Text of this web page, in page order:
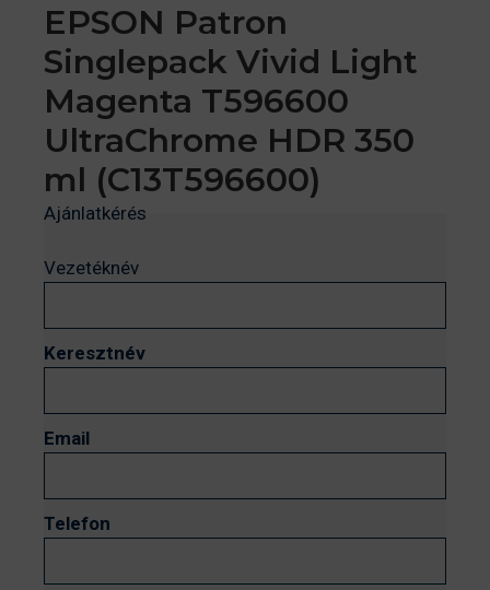
EPSON Patron
Singlepack Vivid Light
Magenta T596600
UltraChrome HDR 350
ml (C13T596600)
Ajánlatkérés
Vezetéknév
Keresztnév
Email
Telefon